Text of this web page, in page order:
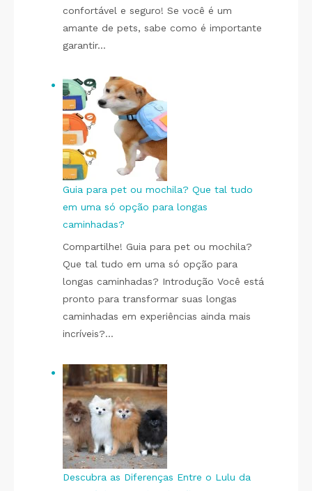
confortável e seguro! Se você é um
amante de pets, sabe como é importante
garantir…
Guia para pet ou mochila? Que tal tudo
em uma só opção para longas
caminhadas?
Compartilhe! Guia para pet ou mochila?
Que tal tudo em uma só opção para
longas caminhadas? Introdução Você está
pronto para transformar suas longas
caminhadas em experiências ainda mais
incríveis?…
Descubra as Diferenças Entre o Lulu da